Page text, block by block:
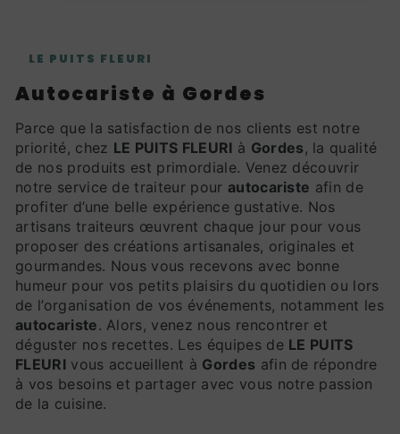
LE PUITS FLEURI
autocariste à Gordes
Parce que la satisfaction de nos clients est notre
priorité, chez LE PUITS FLEURI à Gordes , la qualité
de nos produits est primordiale. Venez découvrir
notre service de traiteur pour autocariste afin de
profiter d’une belle expérience gustative. Nos
artisans traiteurs œuvrent chaque jour pour vous
proposer des créations artisanales, originales et
gourmandes. Nous vous recevons avec bonne
humeur pour vos petits plaisirs du quotidien ou lors
de l’organisation de vos événements, notamment les
autocariste. Alors, venez nous rencontrer et
déguster nos recettes. Les équipes de LE PUITS
FLEURIvous accueillent à Gordes afin de répondre
à vos besoins et partager avec vous notre passion
de la cuisine.